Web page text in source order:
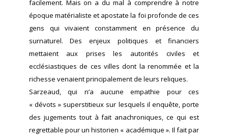
facilement. Mais on a du mal à comprendre à notre
époque matérialiste et apostate la foi profonde de ces
gens qui vivaient constamment en présence du
surnaturel. Des enjeux politiques et financiers
mettaient aux prises les autorités civiles et
ecclésiastiques de ces villes dont la renommée et la
richesse venaient principalement de leurs reliques.
Sarzeaud, qui n’a aucune empathie pour ces
« dévots » superstitieux sur lesquels il enquête, porte
des jugements tout à fait anachroniques, ce qui est
regrettable pour un historien « académique ». Il fait par